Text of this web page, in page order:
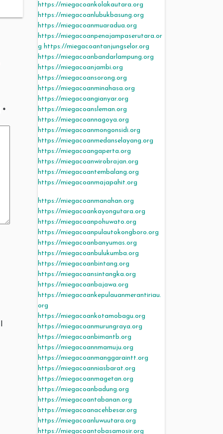
*
https://miegacoankolakautara.org
https://miegacoanlubukbasung.org
https://miegacoanmuaradua.org
https://miegacoanpenajampaserutara.or
g https://miegacoantanjungselor.org
https://miegacoanbandarlampung.org
https://miegacoanjambi.org
https://miegacoansorong.org
https://miegacoanminahasa.org
https://miegacoangianyar.org
https://miegacoansleman.org
https://miegacoannagoya.org
https://miegacoanmongonsidi.org
https://miegacoanmedanselayang.org
https://miegacoangaperta.org
https://miegacoanwirobrajan.org
https://miegacoantembalang.org
https://miegacoanmajapahit.org
https://miegacoanmanahan.org
https://miegacoankayongutara.org
https://miegacoanpohuwato.org
https://miegacoanpulautokongboro.org
https://miegacoanbanyumas.org
https://miegacoanbulukumba.org
https://miegacoanbintang.org
https://miegacoansintangka.org
https://miegacoanbajawa.org
https://miegacoankepulauanmerantiriau.
org
https://miegacoankotamobagu.org
https://miegacoanmurungraya.org
https://miegacoanbimantb.org
https://miegacoannmamuju.org
https://miegacoanmanggaraintt.org
https://miegacoanniasbarat.org
https://miegacoanmagetan.org
https://miegacoanbadung.org
https://miegacoantabanan.org
https://miegacoanacehbesar.org
https://miegacoanluwuutara.org
https://miegacoantobasamosir.org